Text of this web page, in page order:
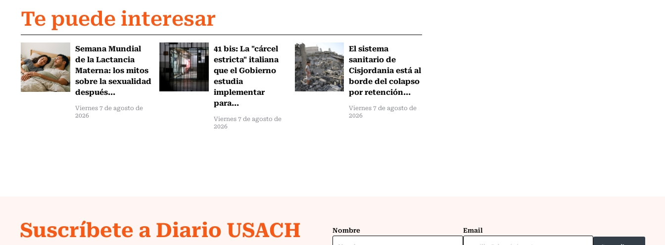
Te puede interesar
Semana Mundial
de la Lactancia
Materna: los mitos
sobre la sexualidad
después...
Viernes 7 de agosto de
2026
41 bis: La "cárcel
estricta" italiana
que el Gobierno
estudia
implementar
para...
Viernes 7 de agosto de
2026
El sistema
sanitario de
Cisjordania está al
borde del colapso
por retención...
Viernes 7 de agosto de
2026